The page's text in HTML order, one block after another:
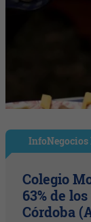
Colegio
63% de
Córdoba